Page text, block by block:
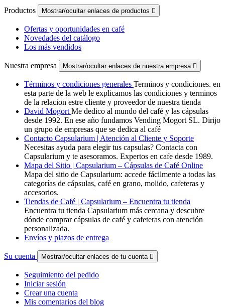
Productos Mostrar/ocultar enlaces de productos 
Ofertas y oportunidades en café
Novedades del catálogo
Los más vendidos
Nuestra empresa Mostrar/ocultar enlaces de nuestra empresa 
Términos y condiciones generales Terminos y condiciones. en
esta parte de la web le explicamos las condiciones y terminos
de la relacion estre cliente y proveedor de nuestra tienda
David Mogort Me dedico al mundo del café y las cápsulas
desde 1992. En ese año fundamos Vending Mogort SL. Dirijo
un grupo de empresas que se dedica al café
Contacto Capsularium | Atención al Cliente y Soporte
Necesitas ayuda para elegir tus capsulas? Contacta con
Capsularium y te asesoramos. Expertos en cafe desde 1989.
Mapa del Sitio | Capsularium – Cápsulas de Café Online
Mapa del sitio de Capsularium: accede fácilmente a todas las
categorías de cápsulas, café en grano, molido, cafeteras y
accesorios.
Tiendas de Café | Capsularium – Encuentra tu tienda
Encuentra tu tienda Capsularium más cercana y descubre
dónde comprar cápsulas de café y cafeteras con atención
personalizada.
Envíos y plazos de entrega
Su cuenta Mostrar/ocultar enlaces de tu cuenta 
Seguimiento del pedido
Iniciar sesión
Crear una cuenta
Mis comentarios del blog